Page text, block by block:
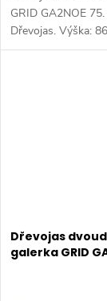
GRID GA2NOE
Dřevojas. Výška:
87 cm. Hloubka:
Dřevojas
galerka GRID